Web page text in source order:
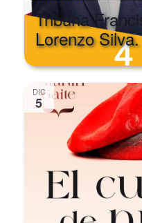
Tribuna
Lorenzo
DIC
5